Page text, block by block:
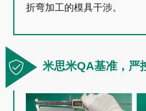
折弯加工的模具干涉。
米思米QA基准，严